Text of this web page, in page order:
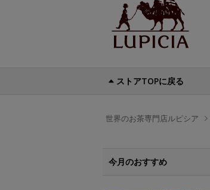
ストアTOPに戻る
世界のお茶専門店ルピシア
今月のおすすめ